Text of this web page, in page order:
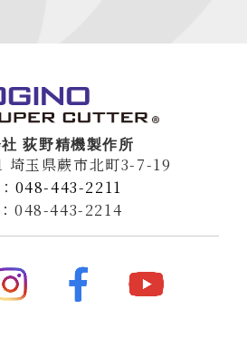
荻野精機製作所
埼玉県蕨市北町3-7-19
048-443-2211
048-443-2214